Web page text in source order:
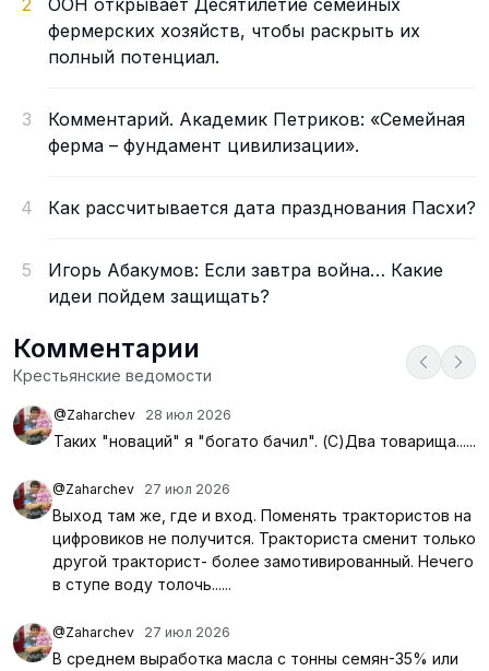
2
ООН открывает Десятилетие семейных
фермерских хозяйств, чтобы раскрыть их
полный потенциал.
3
Комментарий. Академик Петриков: «Семейная
ферма – фундамент цивилизации».
4 Как рассчитывается дата празднования Пасхи?
5
Игорь Абакумов: Если завтра война… Какие
идеи пойдем защищать?
Комментарии
Крестьянские ведомости
@Zaharchev 28 июл 2026
Таких "новаций" я "богато бачил". (С)Два товарища......
@Zaharchev 27 июл 2026
Выход там же, где и вход. Поменять трактористов на
цифровиков не получится. Тракториста сменит только
другой тракторист- более замотивированный. Нечего
в ступе воду толочь......
@Zaharchev 27 июл 2026
В среднем выработка масла с тонны семян-35% или